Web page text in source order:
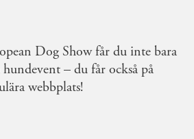
Dog Show får du inte bara
– du får också på
webbplats!